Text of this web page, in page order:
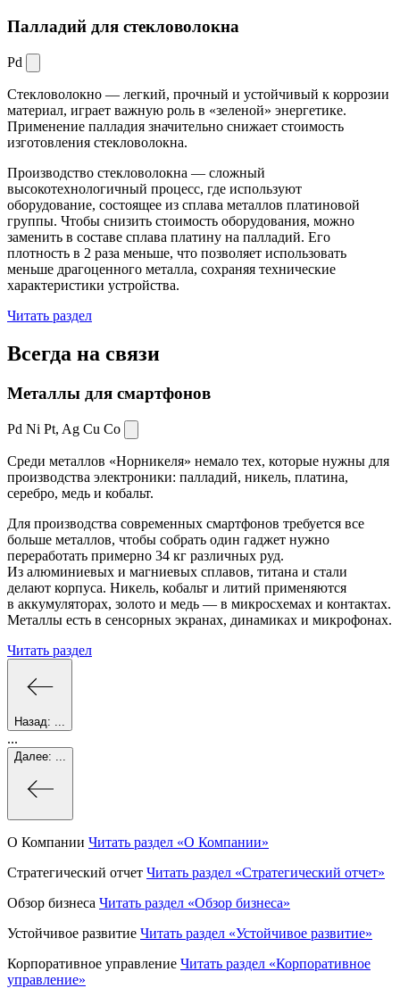
Палладий для стекловолокна
Pd
Стекловолокно — легкий, прочный и устойчивый к коррозии
материал, играет важную роль в «зеленой» энергетике.
Применение палладия значительно снижает стоимость
изготовления стекловолокна.
Производство стекловолокна — сложный
высокотехнологичный процесс, где используют
оборудование, состоящее из сплава металлов платиновой
группы. Чтобы снизить стоимость оборудования, можно
заменить в составе сплава платину на палладий. Его
плотность в 2 раза меньше, что позволяет использовать
меньше драгоценного металла, сохраняя технические
характеристики устройства.
Читать раздел
Всегда на связи
Металлы для смартфонов
Pd Ni Pt, Ag Cu Co
Среди металлов «Норникеля» немало тех, которые нужны для
производства электроники: палладий, никель, платина,
серебро, медь и кобальт.
Для производства современных смартфонов требуется все
больше металлов, чтобы собрать один гаджет нужно
переработать примерно 34 кг различных руд.
Из алюминиевых и магниевых сплавов, титана и стали
делают корпуса. Никель, кобальт и литий применяются
в аккумуляторах, золото и медь — в микросхемах и контактах.
Металлы есть в сенсорных экранах, динамиках и микрофонах.
Читать раздел
Назад:
...
Далее:
О Компании Читать раздел «О Компании»
Стратегический отчет Читать раздел «Стратегический отчет»
Обзор бизнеса Читать раздел «Обзор бизнеса»
Устойчивое развитие Читать раздел «Устойчивое развитие»
Корпоративное управление Читать раздел «Корпоративное
управление»